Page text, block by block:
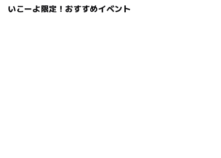
いこーよ限定！おすすめイベント